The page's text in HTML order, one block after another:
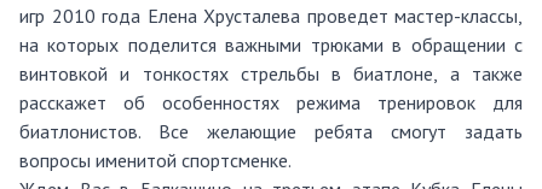
игр 2010 года Елена Хрусталева проведет мастер-классы,
на которых поделится важными трюками в обращении с
винтовкой и тонкостях стрельбы в биатлоне, а также
расскажет об особенностях режима тренировок для
биатлонистов. Все желающие ребята смогут задать
вопросы именитой спортсменке.